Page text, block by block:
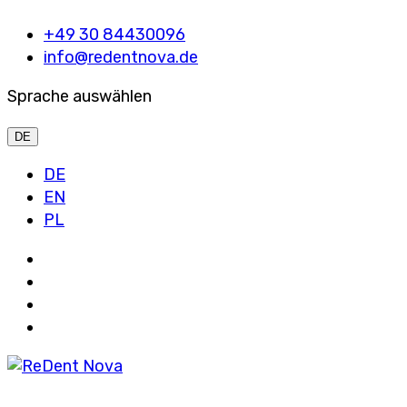
+49 30 84430096
info@redentnova.de
Sprache auswählen
DE
DE
EN
PL